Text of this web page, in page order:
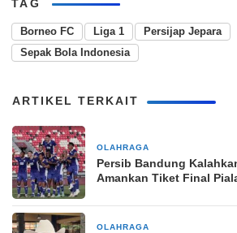
TAG
Borneo FC Liga 1
Persijap Jepara
Sepak Bola Indonesia
ARTIKEL TERKAIT
OLAHRAGA
Persib Bandung
Amankan Tiket Final
OLAHRAGA